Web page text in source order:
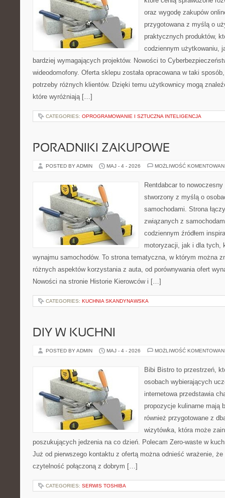
oraz wygodę zakupów
przygotowana z myślą o
praktycznych produktów,
codziennym użytkowaniu,
bardziej wymagających projektów. Nowości to
wideodomofony. Oferta sklepu została opracowana w taki
potrzeby różnych klientów. Dzięki temu użytkownicy mogą
które wyróżniają […]
CATEGORIES: OPROGRAMOWANIE I SZTUCZNA INTELIGENCJA
PORADNIKI ZAKUPOWE
POSTED BY ADMIN MAJ - 4 - 2026 MOŻLIWOŚĆ
Rentdabcar to
stworzony z myślą o
samochodami. Strona
związanych z
codziennym źródłem
motoryzacji, jak i dla tych,
wynajmu samochodów. To strona tematyczna, w którym można
różnych aspektów korzystania z auta, od porównywania ofert
Nowości na stronie Historie Kierowców i […]
CATEGORIES: KUCHNIA SKANDYNAWSKA
DIY W KUCHNI
POSTED BY ADMIN MAJ - 4 - 2026 MOŻLIWOŚĆ
Bibi Bistro to przestrzeń,
osobach wybierających
internetowa przedstawia
propozycje kulinarne mają
również przygotowane z
wizytówka, która może
poszukujących jedzenia na co dzień. Polecam Zero-waste w
Już od pierwszego kontaktu z ofertą można odnieść wrażenie,
czytelność połączoną z dobrym […]
CATEGORIES: SERWIS TOSHIBA